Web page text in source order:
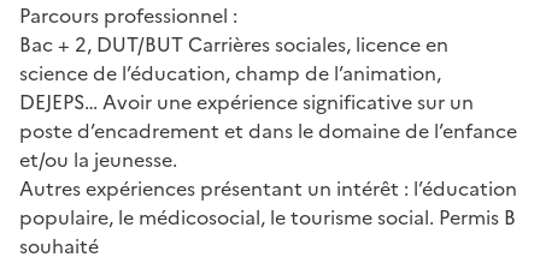
Parcours professionnel :
Bac + 2, DUT/BUT Carrières sociales, licence en
science de l’éducation, champ de l’animation,
DEJEPS… Avoir une expérience significative sur un
poste d’encadrement et dans le domaine de l’enfance
et/ou la jeunesse.
Autres expériences présentant un intérêt : l’éducation
populaire, le médicosocial, le tourisme social. Permis B
souhaité